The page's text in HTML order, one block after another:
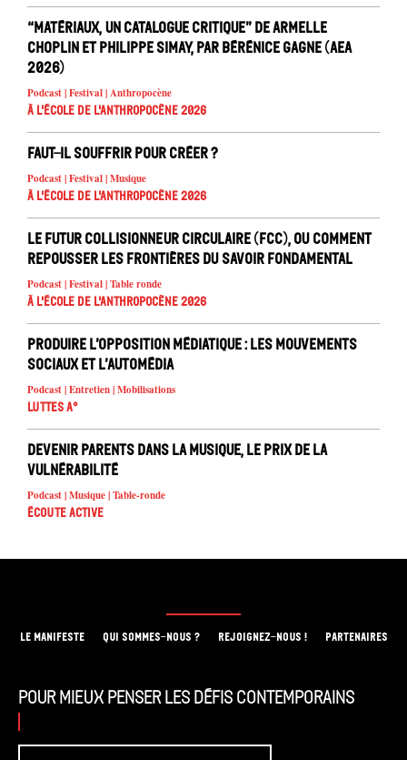
“Matériaux, un catalogue critique” de Armelle
Choplin et Philippe Simay, par Bérénice Gagne (AEA
2026)
Podcast | Festival | Anthropocène
À l'école de l'Anthropocène 2026
Faut-il souffrir pour créer ?
Podcast | Festival | Musique
À l'école de l'Anthropocène 2026
Le Futur Collisionneur Circulaire (FCC), ou comment
repousser les frontières du savoir fondamental
Podcast | Festival | Table ronde
À l'école de l'Anthropocène 2026
Produire l’opposition médiatique : les mouvements
sociaux et l’automédia
Podcast | Entretien | Mobilisations
Luttes A°
Devenir parents dans la musique, le prix de la
vulnérabilité
Podcast | Musique | Table-ronde
Écoute active
LE MANIFESTE QUI SOMMES-NOUS ? REJOIGNEZ-NOUS ! PARTENAIRES
Pour mieux penser les défis contemporains